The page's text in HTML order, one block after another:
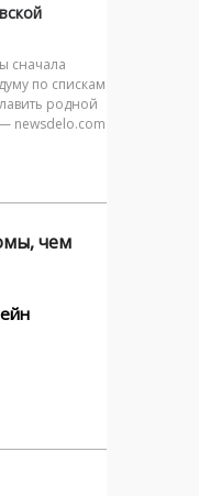
сначала
по спискам
родной
newsdelo.com
чем